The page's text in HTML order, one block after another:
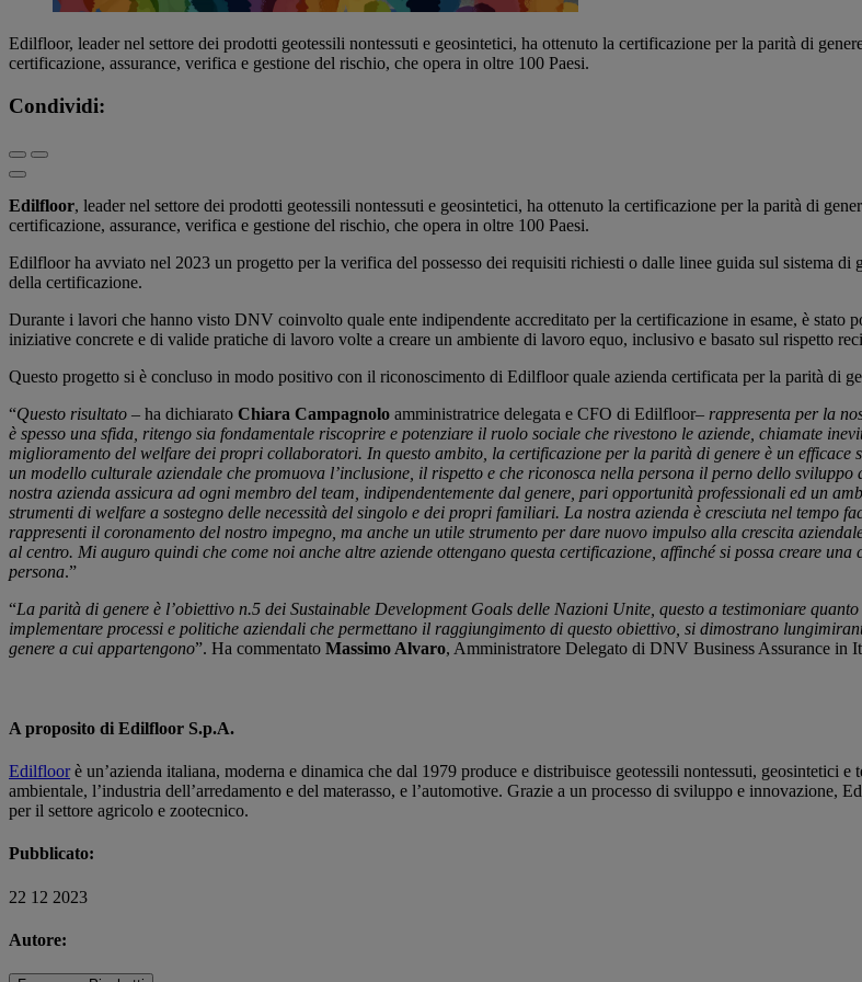
Edilfloor, leader nel settore dei prodotti geotessili nontessuti e geosintetici, ha ottenuto la certificazione per la parità di
certificazione, assurance, verifica e gestione del rischio, che opera in oltre 100 Paesi.
Condividi:
Edilfloor, leader nel settore dei prodotti geotessili nontessuti e geosintetici, ha ottenuto la certificazione per la parità di
certificazione, assurance, verifica e gestione del rischio, che opera in oltre 100 Paesi.
Edilfloor ha avviato nel 2023 un progetto per la verifica del possesso dei requisiti richiesti o dalle linee guida sul sistema
della certificazione.
Durante i lavori che hanno visto DNV coinvolto quale ente indipendente accreditato per la certificazione in esame, è
iniziative concrete e di valide pratiche di lavoro volte a creare un ambiente di lavoro equo, inclusivo e basato sul rispetto
Questo progetto si è concluso in modo positivo con il riconoscimento di Edilfloor quale azienda certificata per la parità di
“Questo risultato – ha dichiarato Chiara Campagnolo amministratrice delegata e CFO di Edilfloor– rappresenta per la
è spesso una sfida, ritengo sia fondamentale riscoprire e potenziare il ruolo sociale che rivestono le aziende, chiamate
miglioramento del welfare dei propri collaboratori. In questo ambito, la certificazione per la parità di genere è un
un modello culturale aziendale che promuova l’inclusione, il rispetto e che riconosca nella persona il perno dello
nostra azienda assicura ad ogni membro del team, indipendentemente dal genere, pari opportunità professionali ed un
strumenti di welfare a sostegno delle necessità del singolo e dei propri familiari. La nostra azienda è cresciuta nel tempo
rappresenti il coronamento del nostro impegno, ma anche un utile strumento per dare nuovo impulso alla crescita
al centro. Mi auguro quindi che come noi anche altre aziende ottengano questa certificazione, affinché si possa creare
persona.”
“La parità di genere è l’obiettivo n.5 dei Sustainable Development Goals delle Nazioni Unite, questo a testimoniare
implementare processi e politiche aziendali che permettano il raggiungimento di questo obiettivo, si dimostrano
genere a cui appartengono”. Ha commentato Massimo Alvaro, Amministratore Delegato di DNV Business Assurance in
A proposito di Edilfloor S.p.A.
Edilfloorè un’azienda italiana, moderna e dinamica che dal 1979 produce e distribuisce geotessili nontessuti, geosintetici
ambientale, l’industria dell’arredamento e del materasso, e l’automotive. Grazie a un processo di sviluppo e
per il settore agricolo e zootecnico.
Pubblicato:
22 12 2023
Autore: